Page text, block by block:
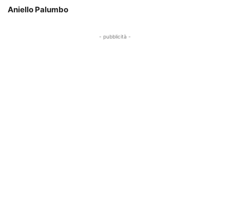
Aniello Palumbo
- pubblicità -